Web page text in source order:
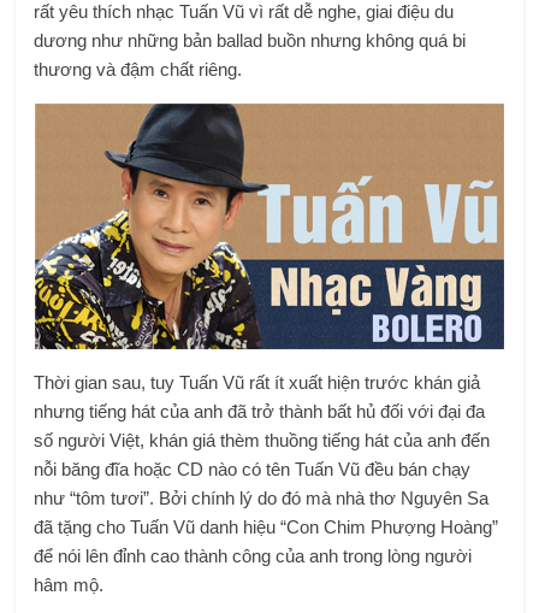
rất yêu thích nhạc Tuấn Vũ vì rất dễ nghe, giai điệu du
dương như những bản ballad buồn nhưng không quá bi
thương và đậm chất riêng.
Thời gian sau, tuy Tuấn Vũ rất ít xuất hiện trước khán giả
nhưng tiếng hát của anh đã trở thành bất hủ đối với đại đa
số người Việt, khán giá thèm thuồng tiếng hát của anh đến
nỗi băng đĩa hoặc CD nào có tên Tuấn Vũ đều bán chạy
như “tôm tươi”. Bởi chính lý do đó mà nhà thơ Nguyên Sa
đã tặng cho Tuấn Vũ danh hiệu “Con Chim Phượng Hoàng”
để nói lên đỉnh cao thành công của anh trong lòng người
hâm mộ.